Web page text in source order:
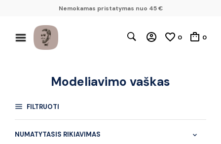
Nemokamas pristatymas nuo 45 €
0 0
Modeliavimo vaškas
FILTRUOTI